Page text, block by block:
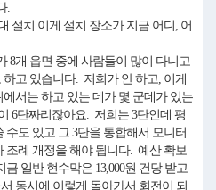
.
설치 이게 설치 장소가 지금 어디, 어
8개 읍면 중에 사람들이 많이 다니고
고 있습니다. 저희가 안 하고, 이게
서는 하고 있는 데가 몇 군데가 있는
6단짜리잖아요. 저희는 3단인데 평
도 있고 그 3단을 통합해서 모니터
조례 개정을 해야 됩니다. 예산 확보
일반 현수막은 13,000원 건당 받고
동시에 이렇게 돌아가서 회전이 되